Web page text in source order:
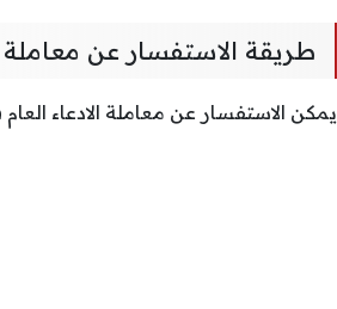
طريقة الاستفسار عن معاملة
يمكن الاستفسار عن معاملة الادعاء